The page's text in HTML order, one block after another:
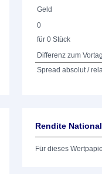
Geld
0
für 0 Stück
Differenz zum Vortag
Spread absolut /
Rendite
Für dieses